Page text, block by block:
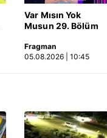
Var Mısın Yok
Musun 29. Bölüm
yayınlandı | Video
Fragman
05.08.2026 | 10:45